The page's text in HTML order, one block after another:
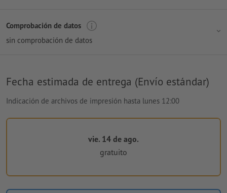
Comprobación de datos
sin comprobación de datos
Fecha estimada de entrega (Envío estándar)
Indicación de archivos de impresión hasta lunes 12:00
vie. 14 de ago.
gratuito